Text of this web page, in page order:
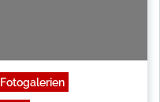
Fotogalerien